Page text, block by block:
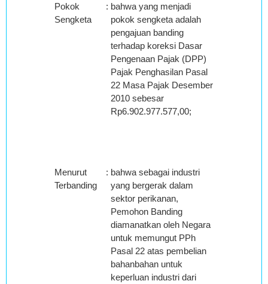
Pokok
Sengketa
: bahwa yang menjadi
pokok sengketa adalah
pengajuan banding
terhadap koreksi Dasar
Pengenaan Pajak (DPP)
Pajak Penghasilan Pasal
22 Masa Pajak Desember
2010 sebesar
Rp6.902.977.577,00;
Menurut
Terbanding
: bahwa sebagai industri
yang bergerak dalam
sektor perikanan,
Pemohon Banding
diamanatkan oleh Negara
untuk memungut PPh
Pasal 22 atas pembelian
bahanbahan untuk
keperluan industri dari